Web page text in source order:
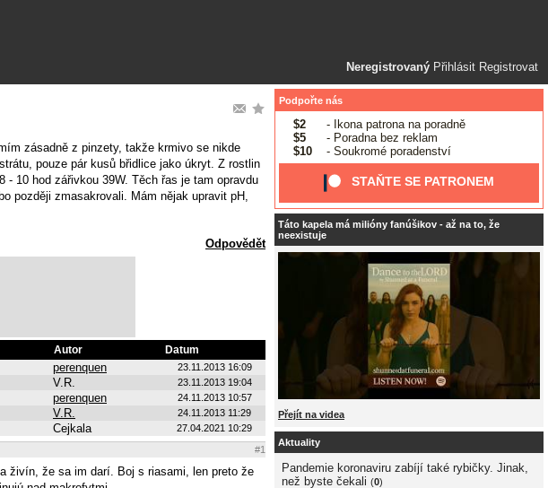
Neregistrovaný Přihlásit Registrovat
zásadně z pinzety, takže krmivo se nikde
pouze pár kusů břidlice jako úkryt. Z rostlin
10 hod zářivkou 39W. Těch řas je tam opravdu
později zmasakrovali. Mám nějak upravit pH,
Odpovědět
Autor Datum
perenquen 23.11.2013 16:09
V.R. 23.11.2013 19:04
perenquen 24.11.2013 10:57
V.R. 24.11.2013 11:29
Cejkala 27.04.2021 10:29
#1
živín, že sa im darí. Boj s riasami, len preto že
Podpořte nás
$2
- Ikona patrona na poradně
$5
- Poradna bez reklam
$10
- Soukromé poradenství
STAŇTE SE PATRONEM
Táto kapela má milióny fanúšikov - až na to, že
neexistuje
Přejít na videa
Aktuality
Pandemie koronaviru zabíjí také rybičky. Jinak,
než byste čekali (0)